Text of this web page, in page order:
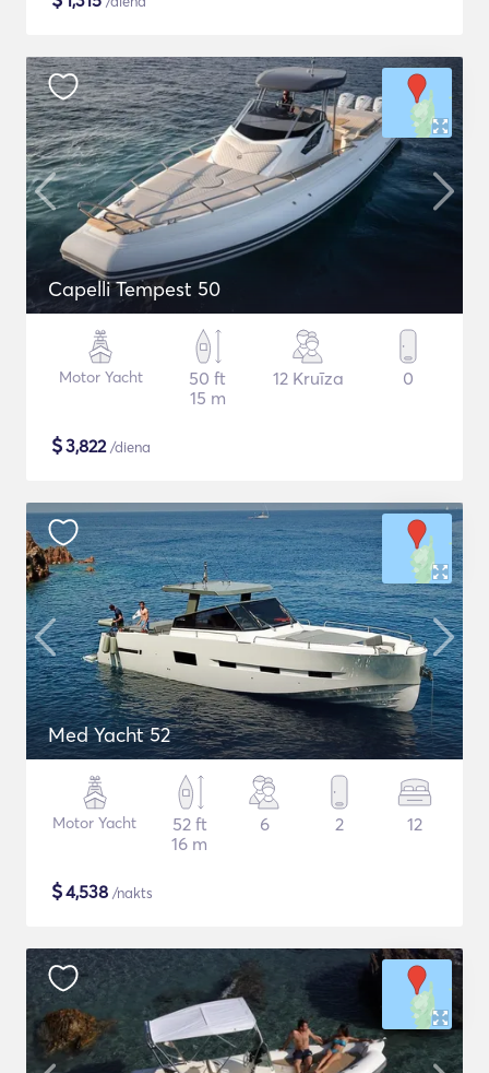
Capelli Tempest 50
Motor Yacht
50 ft
15 m
12 Kruīza 0
$3,822/diena
Med Yacht 52
Motor Yacht
52 ft
16 m
6 2 12
$4,538 /nakts